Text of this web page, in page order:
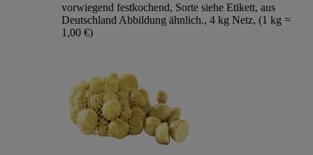
vorwiegend festkochend, Sorte siehe Etikett, aus
Deutschland Abbildung ähnlich., 4 kg Netz, (1 kg =
1,00 €)